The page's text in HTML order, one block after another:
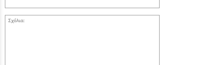
Σχόλια: